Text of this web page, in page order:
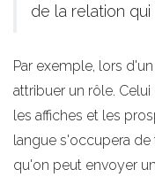
de la relation qui
Par exemple, lors
attribuer un rôle.
les affiches et les
langue s'occupera de
qu'on peut envoyer